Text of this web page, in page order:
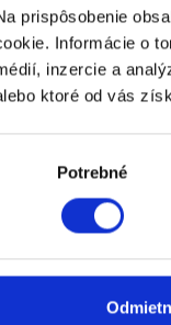
prispôsobenie
Informácie o
inzercie a
ktoré od vás
Potrebné
velkých, ale také
instalována přímo
instalaci a
uživatelů.